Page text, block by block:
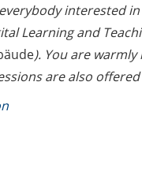
interested
Learning and
). You are
are also offered